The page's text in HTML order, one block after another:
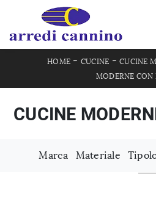
HOME - CUCINE -CUCINE
MODERNE CON
CUCINE
Marca Materiale